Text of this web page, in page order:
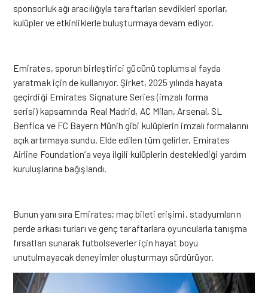
sponsorluk ağı aracılığıyla taraftarları sevdikleri sporlar,
kulüpler ve etkinliklerle buluşturmaya devam ediyor.
Emirates, sporun birleştirici gücünü toplumsal fayda
yaratmak için de kullanıyor. Şirket, 2025 yılında hayata
geçirdiği Emirates Signature Series (imzalı forma
serisi) kapsamında Real Madrid, AC Milan, Arsenal, SL
Benfica ve FC Bayern Münih gibi kulüplerin imzalı formalarını
açık artırmaya sundu. Elde edilen tüm gelirler, Emirates
Airline Foundation’a veya ilgili kulüplerin desteklediği yardım
kuruluşlarına bağışlandı.
Bunun yanı sıra Emirates; maç bileti erişimi, stadyumların
perde arkası turları ve genç taraftarlara oyuncularla tanışma
fırsatları sunarak futbolseverler için hayat boyu
unutulmayacak deneyimler oluşturmayı sürdürüyor.